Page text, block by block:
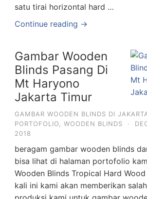
satu tirai horizontal hard …
Continue reading →
Gambar Wooden
Blinds Pasang Di
Mt Haryono
Jakarta Timur
GAMBAR WOODEN BLINDS DI
PORTOFOLIO
WOODEN BLINDS ·
2018
beragam gambar wooden blinds
bisa lihat di halaman portofolio
Wooden Blinds Tropical Hard
kali ini kami akan memberikan